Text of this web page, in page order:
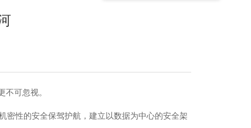
可忽视。
性的安全保驾护航，建立以数据为中心的安全架